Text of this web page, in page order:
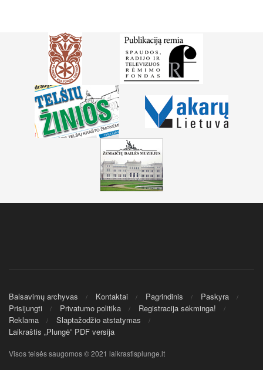
Balsavimų archyvas Kontaktai Pagrindinis
Paskyra
Prisijungti
Privatumo politika
Registracija sėkminga!
Reklama
Slaptažodžio atstatymas
Laikraštis „Plungė” PDF versija
Visos teisės saugomos © 2021 laikrastisplunge.lt